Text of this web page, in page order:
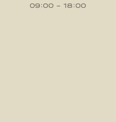
09:00 - 18:00